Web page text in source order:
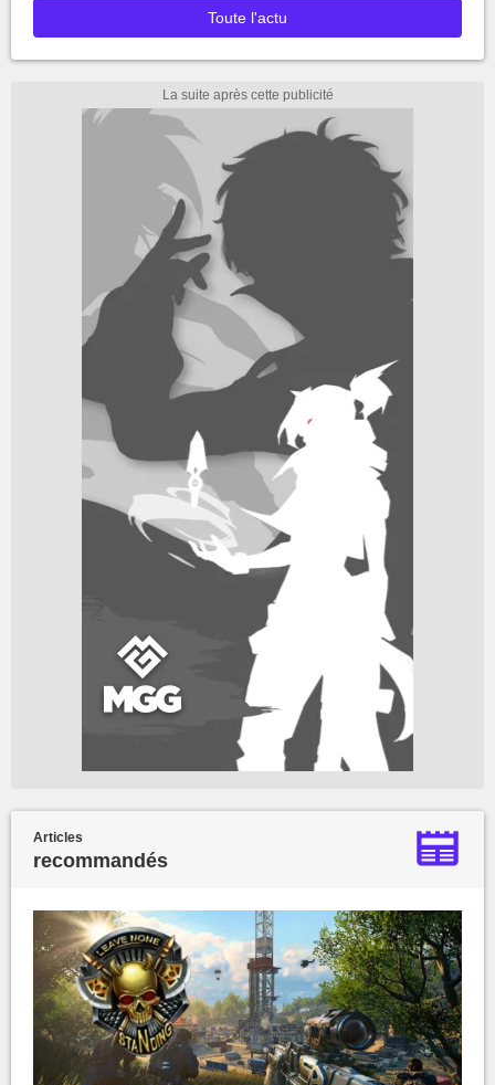
Toute l'actu
Articles
recommandés